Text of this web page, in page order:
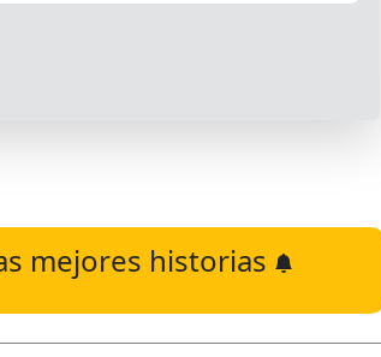
mejores historias